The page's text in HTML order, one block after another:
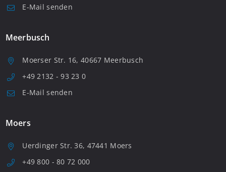
E-Mail senden
Meerbusch
Moerser Str. 16, 40667 Meerbusch
+49 2132 - 93 23 0
E-Mail senden
Moers
Uerdinger Str. 36, 47441 Moers
+49 800 - 80 72 000